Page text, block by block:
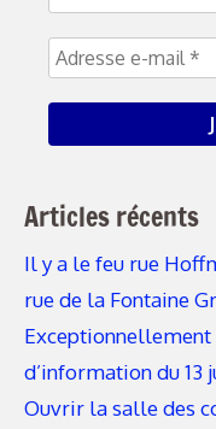
Articles récents
Il y a le feu rue
rue de la Fontaine
d’information du 13
Ouvrir la salle des